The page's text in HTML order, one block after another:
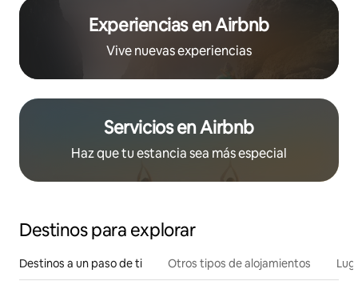
Experiencias en Airbnb
Vive nuevas experiencias
Servicios en Airbnb
Haz que tu estancia sea más especial
Destinos para explorar
Destinos a un paso de ti Otros tipos de alojamientos